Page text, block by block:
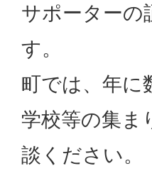
サポーターの
す。
町では、年に
学校等の集ま
談ください。